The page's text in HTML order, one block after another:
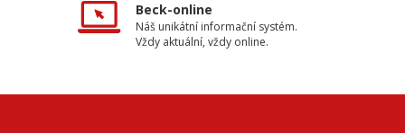
Beck-online
Náš unikátní informační systém.
Vždy aktuální, vždy online.